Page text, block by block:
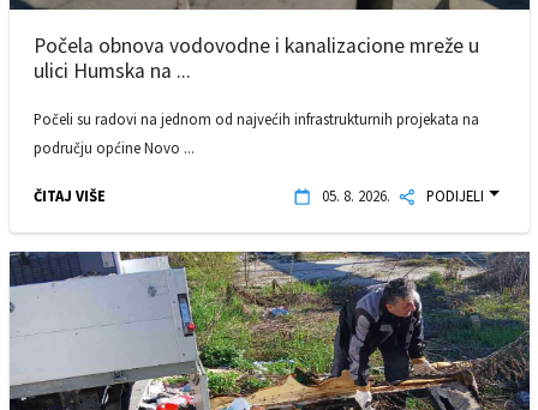
Počela obnova vodovodne i kanalizacione mreže u
ulici Humska na ...
Počeli su radovi na jednom od najvećih infrastrukturnih projekata na
području općine Novo ...
ČITAJ VIŠE 05. 8. 2026. PODIJELI